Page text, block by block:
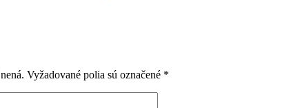
Vyžadované polia sú označené *